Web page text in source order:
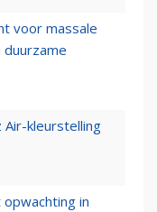
voor massale
duurzame
Air-kleurstelling
opwachting in